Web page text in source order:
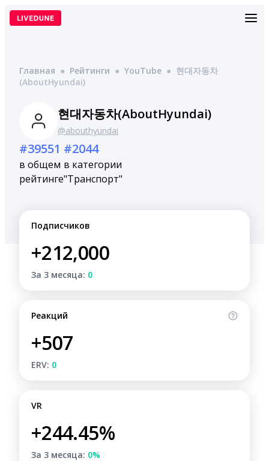
Перейти
Главная ● Рейтинги ● YouTube ● 현대자동차
(AboutHyundai)
현대자동차(AboutHyundai)
@abouthyundai
#39551
в общем
рейтинге
#2044
в категории
"Транспорт"
Подписчиков
+212,000
За 3 месяца: 0
Реакций
+507
ERV: 0
VR
+244.45%
За 3 месяца: 0%